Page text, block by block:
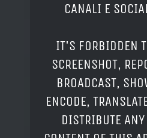
CANALI E
IT'S FORBIDDEN
SCREENSHOT,
BROADCAST,
ENCODE,
DISTRIBUTE